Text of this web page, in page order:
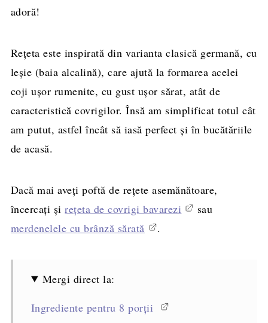
adoră!
Rețeta este inspirată din varianta clasică germană, cu
leșie (baia alcalină), care ajută la formarea acelei
coji ușor rumenite, cu gust ușor sărat, atât de
caracteristică covrigilor. Însă am simplificat totul cât
am putut, astfel încât să iasă perfect și în bucătăriile
de acasă.
Dacă mai aveți poftă de rețete asemănătoare,
încercați șirețeta de covrigi bavarezi
sau
merdenelele cu brânză sărată
.
Mergi direct la:
Ingrediente pentru 8 porții